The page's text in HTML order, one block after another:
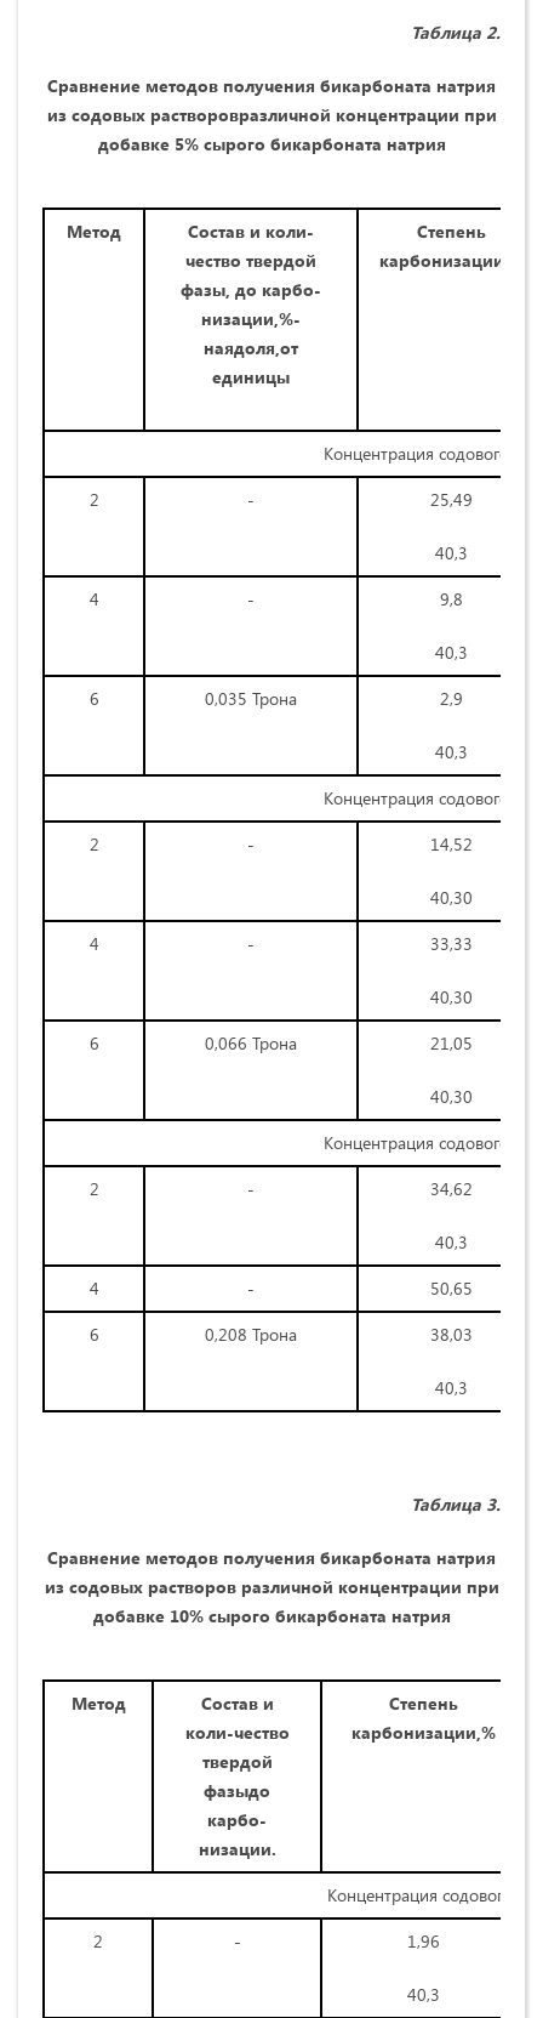
Таблица 2.
Сравнение методов получения бикарбоната натрия
из содовых растворовразличной концентрации при
добавке 5% сырого бикарбоната натрия
Метод
Состав и коли-
чество твердой
фазы, до карбо-
низации,%-
наядоля,от
единицы
Степень
карбонизации,%
Концентрация содового
2
- 25,49
40,3
4
- 9,8
40,3
6
0,035 Трона 2,9
40,3
Концентрация содового
2
- 14,52
40,30
4
- 33,33
40,30
6
0,066 Трона 21,05
40,30
Концентрация содового
2
- 34,62
40,3
4
-
50,65
6
0,208 Трона 38,03
40,3
Таблица 3.
Сравнение методов получения бикарбоната натрия
из содовых растворов различной концентрации при
добавке 10% сырого бикарбоната натрия
Метод
Состав и
коли-чество
твердой
фазыдо
карбо-
низации.
Степень
карбонизации,%
Концентрация содового
2
- 1,96
40,3